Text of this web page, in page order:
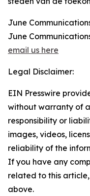
June
June
email us here
Legal Disclaimer:
EIN Presswire
without warranty of
responsibility or
images, videos,
reliability of the
If you have any
related to this
above.